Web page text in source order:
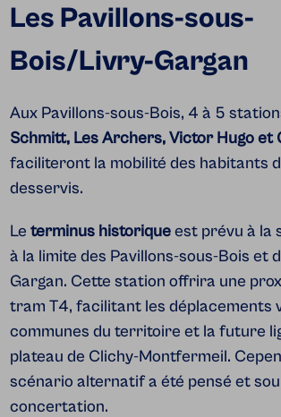
Les Pavillons-sous-
Bois/Livry-Gargan
Aux Pavillons-sous-Bois, 4 à 5
Schmitt, Les Archers, Victor Hugo et
faciliteront la mobilité des habitants
desservis.
Leterminus historiqueest prévu à la
à la limite des Pavillons-sous-Bois et
Gargan. Cette station offrira une
tram T4, facilitant les déplacements
communes du territoire et la future
plateau de Clichy-Montfermeil.
scénario alternatif a été pensé et
concertation.